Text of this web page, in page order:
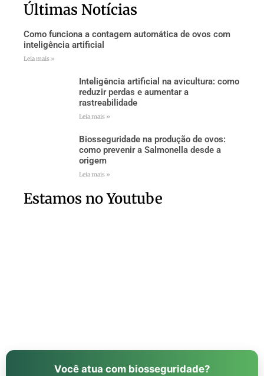
Últimas Notícias
Como funciona a contagem automática de ovos com
inteligência artificial
Leia mais »
Inteligência artificial na avicultura: como
reduzir perdas e aumentar a
rastreabilidade
Leia mais »
Biosseguridade na produção de ovos:
como prevenir a Salmonella desde a
origem
Leia mais »
Estamos no Youtube
Você atua com biosseguridade?